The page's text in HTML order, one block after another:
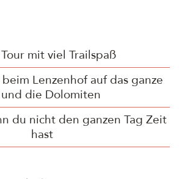
mit viel Trailspaß
Lenzenhof auf das ganze
und die Dolomiten
du nicht den ganzen Tag Zeit
hast